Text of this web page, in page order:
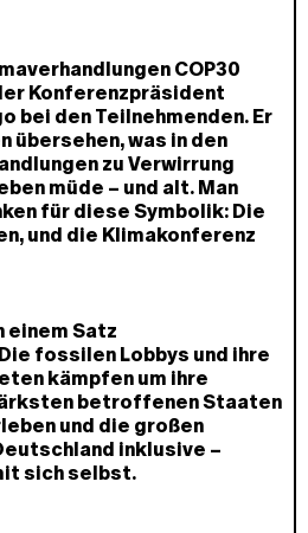
COP30
Konferenzpräsident
bei den Teilnehmenden. Er
übersehen, was in den
zu Verwirrung
müde – und alt. Man
für diese Symbolik: Die
und die Klimakonferenz
einem Satz
fossilen Lobbys und ihre
kämpfen um ihre
betroffenen Staaten
und die großen
inklusive –
sich selbst.